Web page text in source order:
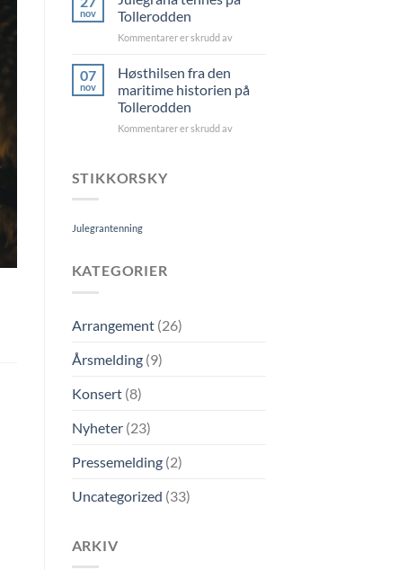
Tollerodden
jun
nov
Tollerodden
Kommentarer er skrudd avfor
Tollerodden
07
nov
Høsthilsen fra den
maritime historien på
Tollerodden
Kommentarer er skrudd avfor
STIKKORSKY
Julegrantenning
KATEGORIER
Arrangement(26)
Årsmelding(9)
Konsert(8)
Nyheter(23)
Pressemelding(2)
Uncategorized (33)
ARKIV